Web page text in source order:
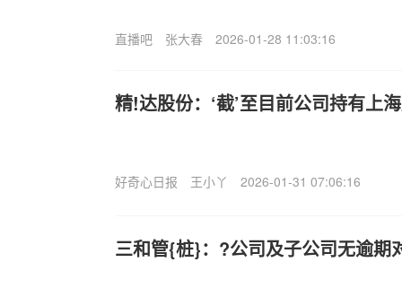
直播吧 张大春 2026-01-28 11:03:16
精!达股份：‘截’至目前公司持有上
好奇心日报 王小丫 2026-01-31 07:06:16
三和管{桩}：?公司及子公司无逾期